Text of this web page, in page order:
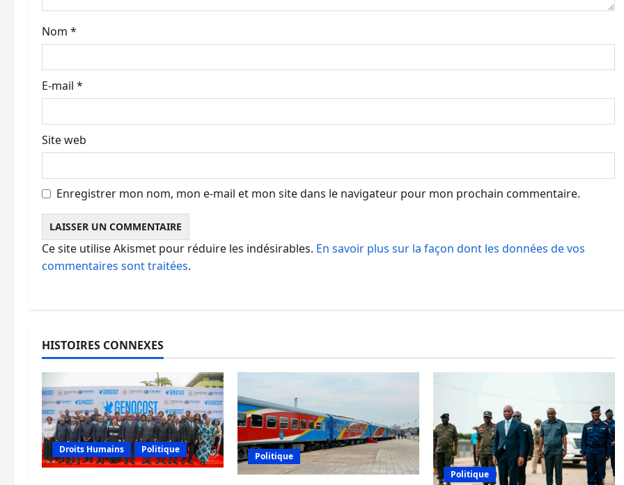
a
r
t
i
c
l
e
Nom *
E-mail *
Site web
Enregistrer mon nom, mon e-mail et mon site dans le navigateur pour mon prochain commentaire.
Ce site utilise Akismet pour réduire les indésirables. En savoir plus sur la façon dont les données de vos
commentaires sont traitées.
HISTOIRES CONNEXES
Droits Humains Politique
Politique
Politique